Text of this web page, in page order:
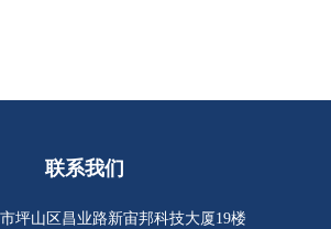
联系我们
坪山区昌业路新宙邦科技大厦19楼